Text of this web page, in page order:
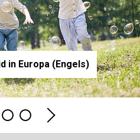
in Europa (Engels)